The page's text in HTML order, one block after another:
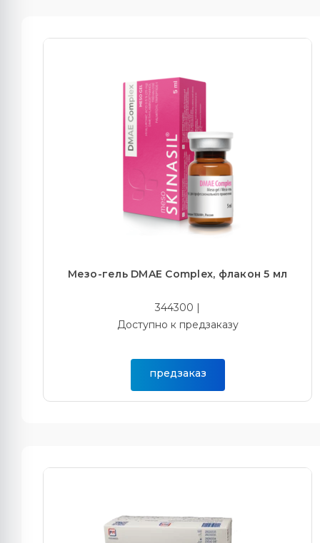
Мезо-гель DMAE Complex, флакон 5 мл
344300 |
Доступно к предзаказу
предзаказ